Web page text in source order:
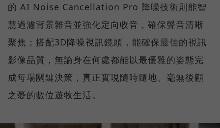
的 AI Noise Cancellation Pro 降噪技術則能智
慧過濾背景雜音並強化定向收音，確保聲音清晰
聚焦；搭配3D降噪視訊鏡頭，能確保最佳的視訊
影像品質，無論身在何處都能以最優雅的姿態完
成每場關鍵決策，真正實現隨時隨地、毫無後顧
之憂的數位遊牧生活。